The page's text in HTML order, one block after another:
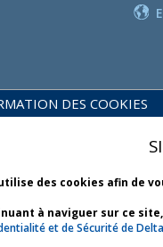
ET
DES COOKIES
des cookies afin de
à naviguer sur ce
et de Sécurité de Delta